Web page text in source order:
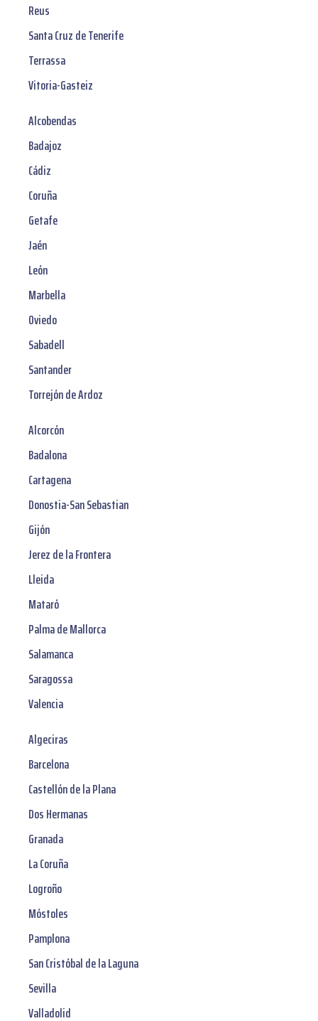
Reus
Santa Cruz de Tenerife
Terrassa
Vitoria-Gasteiz
Alcobendas
Badajoz
Cádiz
Coruña
Getafe
Jaén
León
Marbella
Oviedo
Sabadell
Santander
Torrejón de Ardoz
Alcorcón
Badalona
Cartagena
Donostia-San Sebastian
Gijón
Jerez de la Frontera
Lleida
Mataró
Palma de Mallorca
Salamanca
Saragossa
Valencia
Algeciras
Barcelona
Castellón de la Plana
Dos Hermanas
Granada
La Coruña
Logroño
Móstoles
Pamplona
San Cristóbal de la Laguna
Sevilla
Valladolid